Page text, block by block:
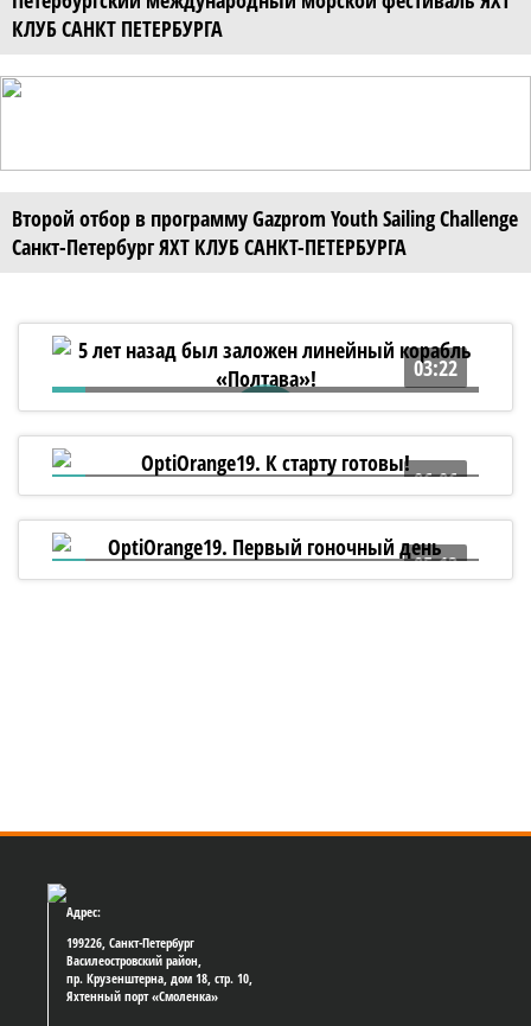
КЛУБ САНКТ ПЕТЕРБУРГА
Второй отбор в программу Gazprom Youth Sailing Challenge
Санкт-Петербург ЯХТ КЛУБ САНКТ-ПЕТЕРБУРГА
03:22
5 лет назад был заложен линейный
корабль «Полтава»!
06:06
OptiOrange19. К старту готовы!
05:13
OptiOrange19. Первый гоночный день
Адрес:
199226, Санкт-Петербург
Василеостровский район,
пр. Крузенштерна, дом 18, стр. 10,
Яхтенный порт «Смоленка»